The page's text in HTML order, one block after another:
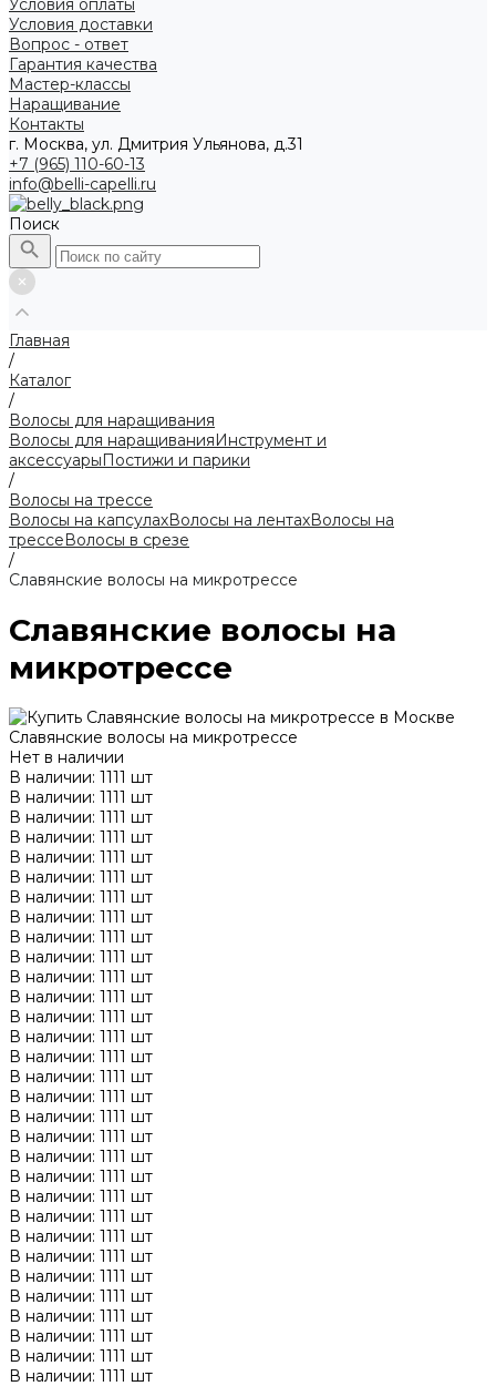
Условия оплаты
Условия доставки
Вопрос - ответ
Гарантия качества
Мастер-классы
Наращивание
Контакты
г. Москва, ул. Дмитрия Ульянова, д.31
+7 (965) 110-60-13
info@belli-capelli.ru
Поиск
Главная
/
Каталог
/
Волосы для наращивания
Волосы для наращиванияИнструмент и
аксессуарыПостижи и парики
/
Волосы на трессе
Волосы на капсулахВолосы на лентахВолосы на
трессеВолосы в срезе
/
Славянские волосы на микротрессе
Славянские волосы на
микротрессе
Славянские волосы на микротрессе
Нет в наличии
В наличии: 1111 шт
В наличии: 1111 шт
В наличии: 1111 шт
В наличии: 1111 шт
В наличии: 1111 шт
В наличии: 1111 шт
В наличии: 1111 шт
В наличии: 1111 шт
В наличии: 1111 шт
В наличии: 1111 шт
В наличии: 1111 шт
В наличии: 1111 шт
В наличии: 1111 шт
В наличии: 1111 шт
В наличии: 1111 шт
В наличии: 1111 шт
В наличии: 1111 шт
В наличии: 1111 шт
В наличии: 1111 шт
В наличии: 1111 шт
В наличии: 1111 шт
В наличии: 1111 шт
В наличии: 1111 шт
В наличии: 1111 шт
В наличии: 1111 шт
В наличии: 1111 шт
В наличии: 1111 шт
В наличии: 1111 шт
В наличии: 1111 шт
В наличии: 1111 шт
В наличии: 1111 шт